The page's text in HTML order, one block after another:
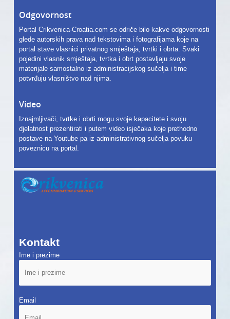
Odgovornost
Portal Crikvenica-Croatia.com se odriče bilo kakve odgovornosti
glede autorskih prava nad tekstovima i fotografijama koje na
portal stave vlasnici privatnog smještaja, tvrtki i obrta. Svaki
pojedini vlasnik smještaja, tvrtka i obrt postavljaju svoje
materijale samostalno iz administracijskog sučelja i time
potvrđuju vlasništvo nad njima.
Video
Iznajmljivači, tvrtke i obrti mogu svoje kapacitete i svoju
djelatnost prezentirati i putem video isječaka koje prethodno
postave na Youtube pa iz administrativnog sučelja povuku
poveznicu na portal.
Kontakt
Ime i prezime
Email